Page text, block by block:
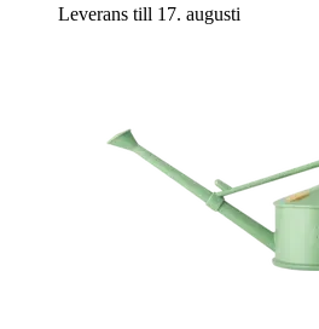
Leverans till 17. augusti